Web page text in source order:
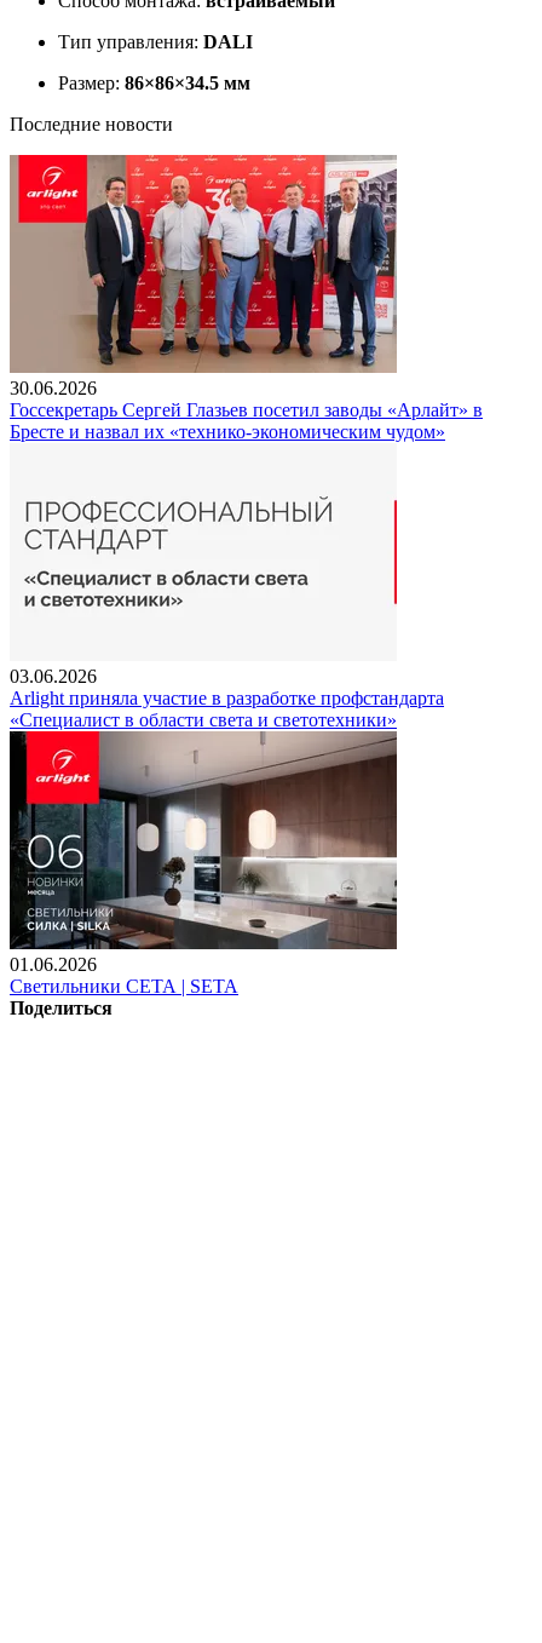
Тип управления: DALI
Размер: 86×86×34.5 мм
Последние новости
30.06.2026
Госсекретарь Сергей Глазьев посетил заводы «Арлайт» в
Бресте и назвал их «технико-экономическим чудом»
03.06.2026
Arlight приняла участие в разработке профстандарта
«Специалист в области света и светотехники»
01.06.2026
Светильники СЕТА | SETA
Поделиться